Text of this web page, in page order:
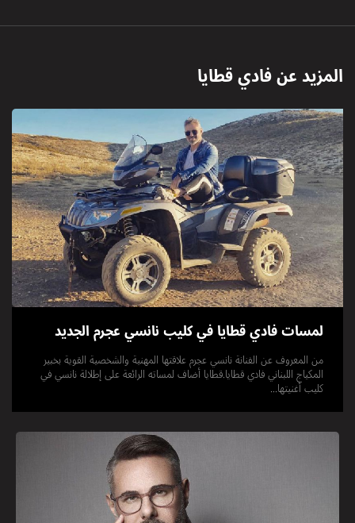
المزيد عنفادي قطايا
لمسات فادي قطايا في كليب نانسي عجرم الجديد
من المعروف عن الفنانة نانسي عجرم علاقتها المهنية والشخصية القوية بخبير
المكياج اللبناني فادي قطايا.قطايا أضاف لمساته الرائعة على إطلالة نانسي في
كليب أغنيتها...